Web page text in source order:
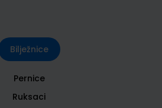
Bilježnice
Pernice
Ruksaci